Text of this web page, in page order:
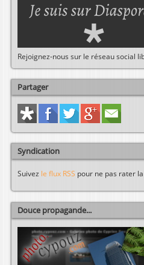
Rejoignez-nous sur le réseau social
Partager
Syndication
Suivez le flux RSS pour ne pas rater
Douce propagande...